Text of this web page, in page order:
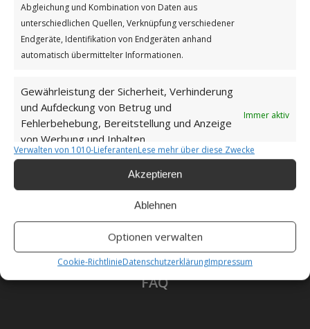
Abgleichung und Kombination von Daten aus
unterschiedlichen Quellen, Verknüpfung verschiedener
Endgeräte, Identifikation von Endgeräten anhand
automatisch übermittelter Informationen.
Gewährleistung der Sicherheit, Verhinderung
und Aufdeckung von Betrug und
Fehlerbehebung, Bereitstellung und Anzeige
von Werbung und Inhalten.
Immer aktiv
Verwalten von 1010-LieferantenLese mehr über diese Zwecke
Akzeptieren
Ablehnen
Optionen verwalten
Cookie-RichtlinieDatenschutzerklärungImpressum
Datenschutzerklärung
Unsere Cookie-Richtlinie (EU)
Haftungsausschluss
Als Amazon-Partner verdiene ich an qualifizierten
FAQ